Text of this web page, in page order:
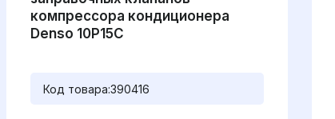
компрессора кондиционера
Denso 10P15C
Код товара:390416